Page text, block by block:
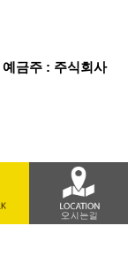
예금주 : 주식회사